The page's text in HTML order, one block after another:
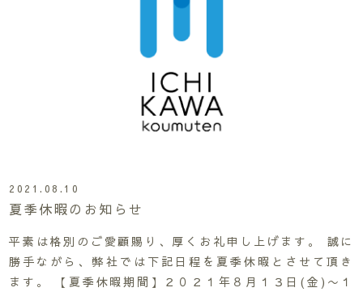
2021.08.10
夏季休暇のお知らせ
平素は格別のご愛顧賜り、厚くお礼申し上げます。 誠に
勝手ながら、弊社では下記日程を夏季休暇とさせて頂き
ます。 【夏季休暇期間】２０２１年８月１３日(金)〜１